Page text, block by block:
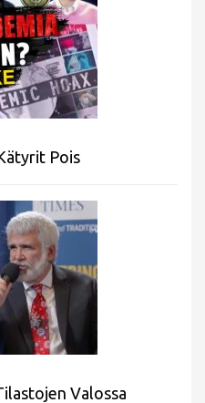
Pois
Valossa